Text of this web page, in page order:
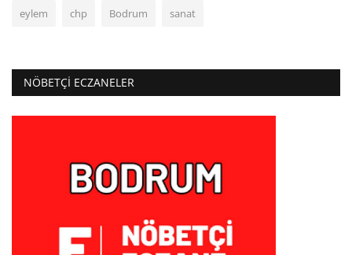
eylem chp Bodrum sanat
NÖBETÇI ECZANELER